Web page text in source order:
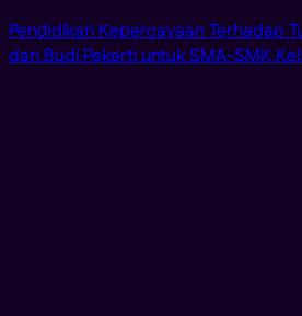
Pendidikan Kepercayaan Terhadap
dan Budi Pekerti untuk SMA-SMK